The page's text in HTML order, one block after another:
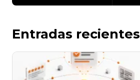
Entradas recientes